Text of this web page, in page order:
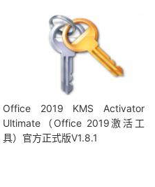
Office 2019 KMS Activator
Ultimate（Office 2019激活工
具）官方正式版V1.8.1